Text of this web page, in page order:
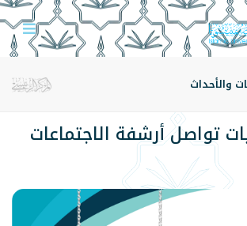
والأحداث
تواصل أرشفة الاجتماعات